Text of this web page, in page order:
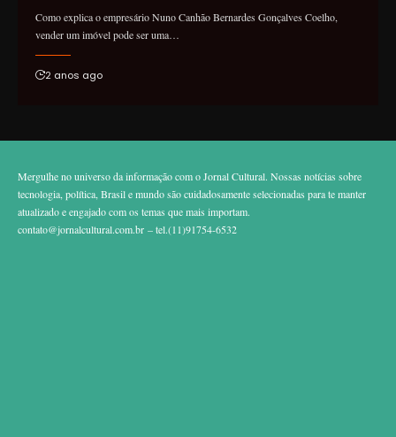
Como explica o empresário Nuno Canhão Bernardes Gonçalves Coelho,
vender um imóvel pode ser uma…
2 anos ago
Mergulhe no universo da informação com o Jornal Cultural. Nossas notícias sobre
tecnologia, política, Brasil e mundo são cuidadosamente selecionadas para te manter
atualizado e engajado com os temas que mais importam.
contato@jornalcultural.com.br – tel.(11)91754-6532